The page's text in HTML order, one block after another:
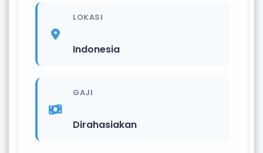
LOKASI
Indonesia
GAJI
Dirahasiakan